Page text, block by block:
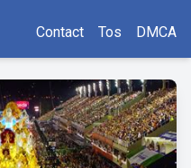
Contact Tos DMCA